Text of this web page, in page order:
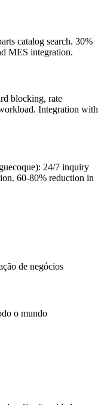
catalog search. 30%
MES integration.
blocking, rate
Integration with
24/7 inquiry
60-80% reduction in
de negócios
o mundo